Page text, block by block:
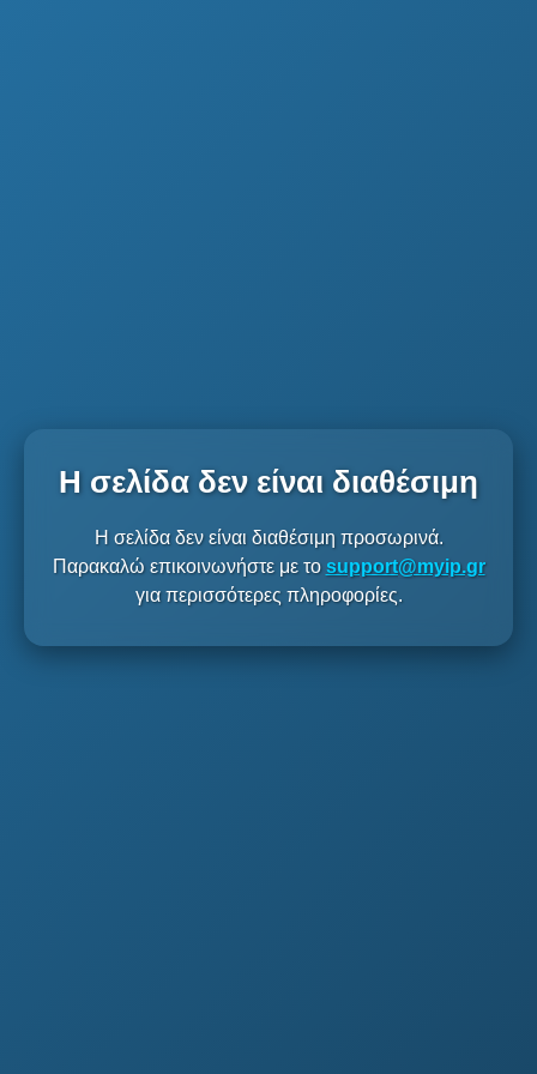
Η σελίδα δεν είναι διαθέσιμη
Η σελίδα δεν είναι διαθέσιμη προσωρινά.
Παρακαλώ επικοινωνήστε με το support@myip.gr
για περισσότερες πληροφορίες.